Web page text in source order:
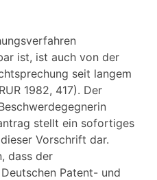
ist, ist auch von der
seit langem
1982, 417). Der
stellt ein sofortiges
Vorschrift dar.
dass der
Patent- und